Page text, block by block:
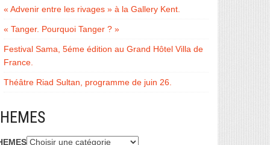
« Advenir entre les rivages » à la Gallery Kent.
« Tanger. Pourquoi Tanger ? »
Festival Sama, 5éme édition au Grand Hôtel Villa de
France.
Théâtre Riad Sultan, programme de juin 26.